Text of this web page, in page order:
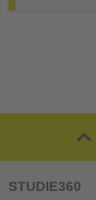
STUDIE360